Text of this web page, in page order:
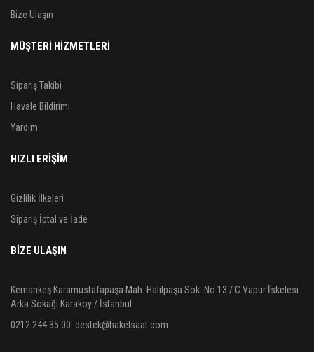
Bize Ulaşın
MÜŞTERİ HİZMETLERİ
Sipariş Takibi
Havale Bildirimi
Yardım
HIZLI ERİŞİM
Gizlilik İlkeleri
Sipariş İptal ve İade
BIZE ULAŞIN
Kemankeş Karamustafapaşa Mah. Halilpaşa Sok. No:13 / C Vapur İskelesi
Arka Sokağı Karaköy / İstanbul
0212 244 35 00 destek@hakelsaat.com